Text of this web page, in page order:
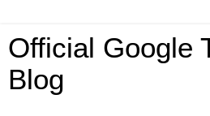
Official Google
Blog